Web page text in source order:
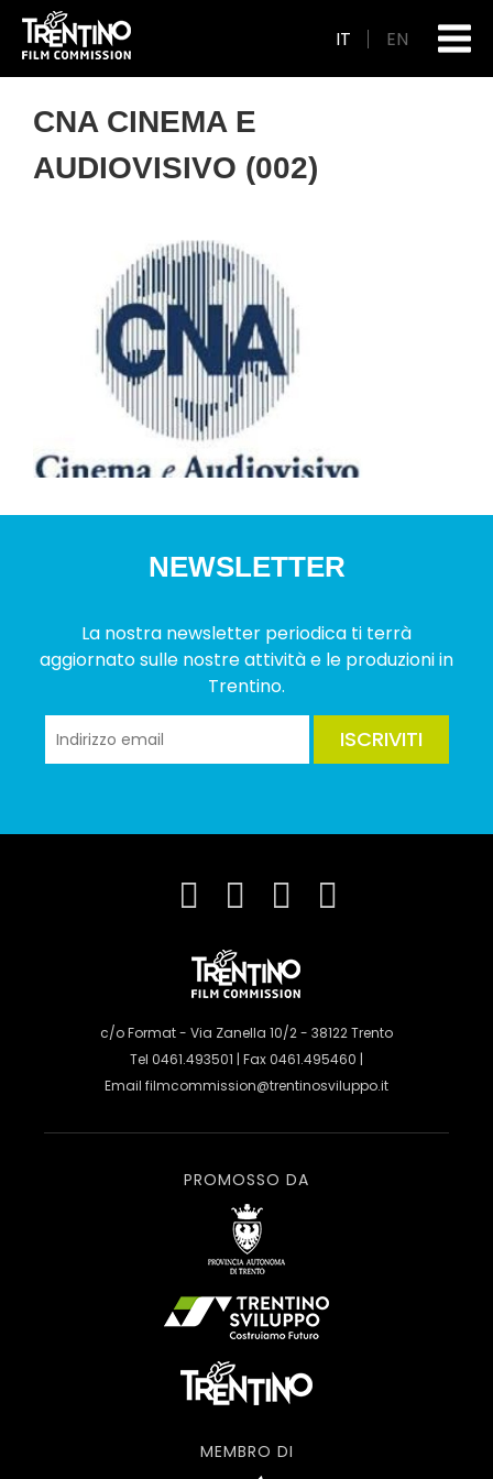
IT EN
CNA CINEMA E
AUDIOVISIVO (002)
NEWSLETTER
La nostra newsletter periodica ti terrà
aggiornato sulle nostre attività e le produzioni in
Trentino.
ISCRIVITI
c/o Format - Via Zanella 10/2 - 38122 Trento
Tel 0461.493501 | Fax 0461.495460 |
Email filmcommission@trentinosviluppo.it
PROMOSSO DA
MEMBRO DI